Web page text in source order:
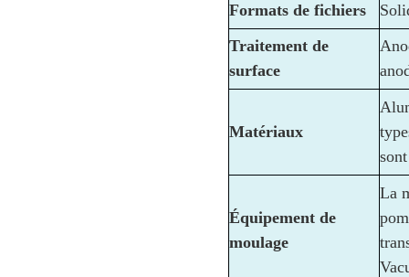
Formats de fichiers
Traitement de
surface
Matériaux
Équipement de
moulage
La